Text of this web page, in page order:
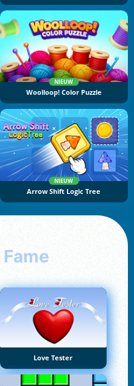
NIEUW
Woolloop! Color Puzzle
NIEUW
Arrow Shift Logic Tree
Fame
Love Tester